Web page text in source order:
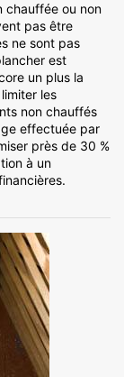
chauffée ou non
pas être
ne sont pas
est
un plus la
les
non chauffés
effectuée par
près de 30 %
à un